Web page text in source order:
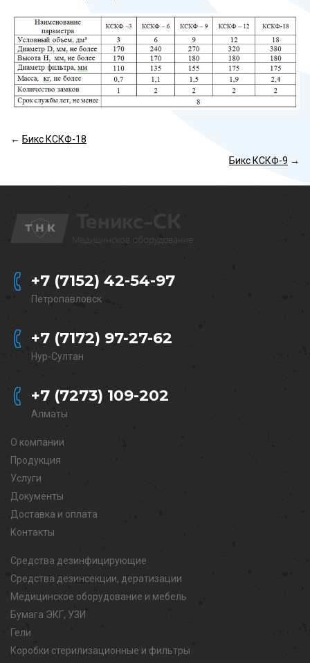
← Бикс КСКФ-18
Бикс КСКФ-9 →
+7 (7152) 42-54-97
Петропавловск
+7 (7172) 97-27-62
Нур-Султан
+7 (7273) 109-202
Алматы
О компании
Продукция
Услуги
Документы
Доставка и оплата
Контакты
Средства дезинфицирующие
Средства дезинсекции, дератизации
Медицинское оборудование и мебель
Бумага ЭКГ, УЗИ
Гели
Коробки стерилизационные и фильтры